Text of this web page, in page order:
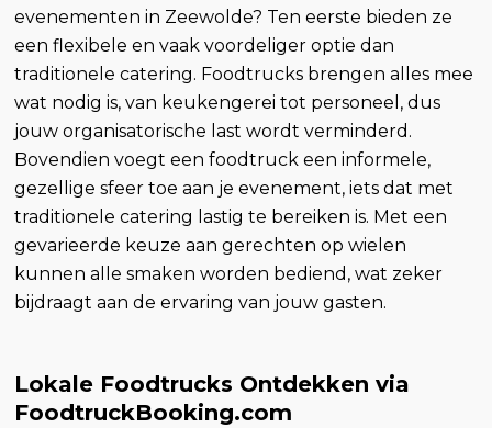
evenementen in Zeewolde? Ten eerste bieden ze
een flexibele en vaak voordeliger optie dan
traditionele catering. Foodtrucks brengen alles mee
wat nodig is, van keukengerei tot personeel, dus
jouw organisatorische last wordt verminderd.
Bovendien voegt een foodtruck een informele,
gezellige sfeer toe aan je evenement, iets dat met
traditionele catering lastig te bereiken is. Met een
gevarieerde keuze aan gerechten op wielen
kunnen alle smaken worden bediend, wat zeker
bijdraagt aan de ervaring van jouw gasten.
Lokale Foodtrucks Ontdekken via
FoodtruckBooking.com